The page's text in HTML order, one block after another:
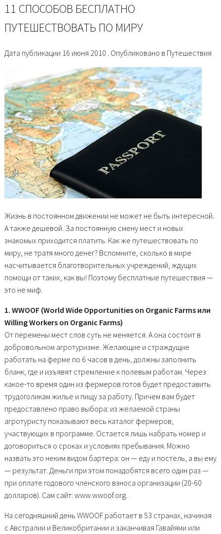
11 СПОСОБОВ БЕСПЛАТНО
ПУТЕШЕСТВОВАТЬ ПО МИРУ
Дата публикации 16 июня 2010 . Опубликовано в Путешествия
Жизнь в постоянном движении не может не быть интересной.
А также дешевой. За постоянную смену мест и новых
знакомых приходится платить. Как же путешествовать по
миру, не тратя много денег? Вспомните, сколько в мире
насчитывается благотворительных учреждений, ждущих
помощи от таких, как вы! Поэтому бесплатные путешествия —
это не миф.
1. WWOOF (World Wide Opportunities on Organic Farms или
Willing Workers on Organic Farms)
От перемены мест слов суть не меняется. А она состоит в
добровольном агротуризме. Желающие и страждущие
работать на ферме по 6 часов в день, должны заполнить
бланк, где и изъявят стремление к полевым работам. Через
какое-то время один из фермеров готов будет предоставить
трудоголикам жилье и пищу за работу. Причем вам будет
предоставлено право выбора: из желаемой страны
агротуристу показывают весь каталог фермеров,
участвующих в программе. Остается лишь набрать номер и
договориться о сроках и условиях пребывания. Можно
назвать это неким видом бартера: он — еду и постель, а вы ему
— результат. Деньги при этом понадобятся всего один раз —
при оплате годового членского взноса организации (20-60
долларов). Сам сайт: www.wwoof.org.
На сегодняшний день WWOOF работает в 53 странах, начиная
с Австралии и Великобритании и заканчивая Гавайями или